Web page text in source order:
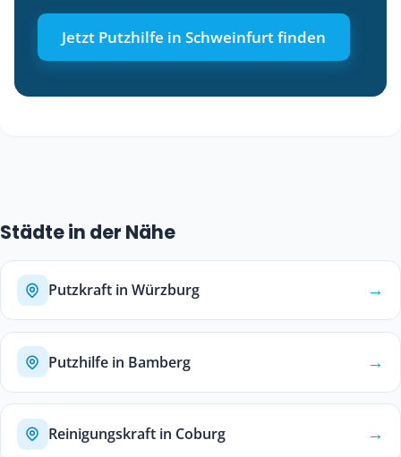
Jetzt Putzhilfe in Schweinfurt finden
Städte in der Nähe
Putzkraft in Würzburg →
Putzhilfe in Bamberg →
Reinigungskraft in Coburg →